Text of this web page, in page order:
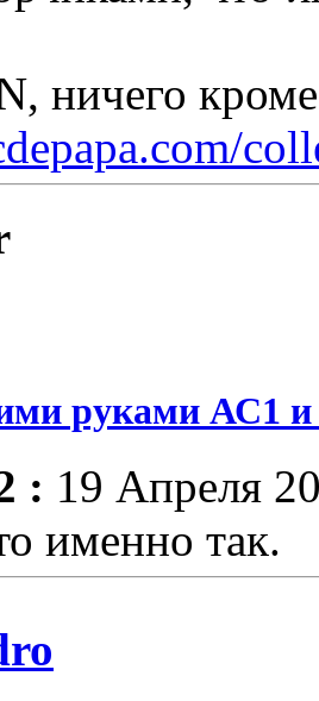
ничего
руками АС1 и
: 19 Апреля
именно так.